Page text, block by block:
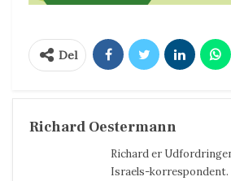
Del
Richard Oestermann
Richard er
Israels-